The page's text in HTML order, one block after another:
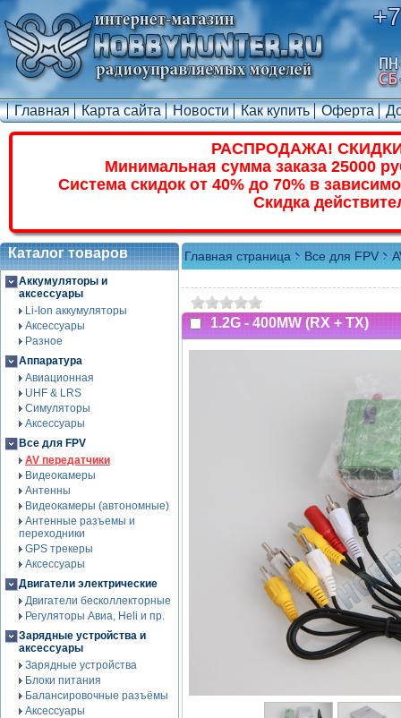
Главная Карта сайта Новости Как купить Оферта
РАСПРОДАЖА!
Минимальная сумма заказа 25000
Система скидок от 40% до 70% в
Скидка
Каталог товаров
Аккумуляторы и
аксессуары
Li-Ion аккумуляторы
Аксессуары
Разное
Аппаратура
Авиационная
UHF & LRS
Симуляторы
Аксессуары
Все для FPV
AV передатчики
Видеокамеры
Антенны
Видеокамеры (автономные)
Антенные разъемы и
переходники
GPS трекеры
Аксессуары
Двигатели электрические
Двигатели бесколлекторные
Регуляторы Авиа, Heli и пр.
Зарядные устройства и
аксессуары
Зарядные устройства
Блоки питания
Балансировочные разъёмы
Аксессуары
Главная страница Все для FPV
1.2G - 400MW (RX + TX)